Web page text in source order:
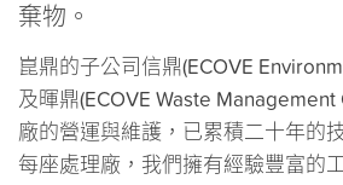
投資人關係
人力資源
棄物。
崑鼎的子公司信鼎(ECOVE
及暉鼎(ECOVE Waste
廠的營運與維護，已累積二十年的
每座處理廠，我們擁有經驗豐富的